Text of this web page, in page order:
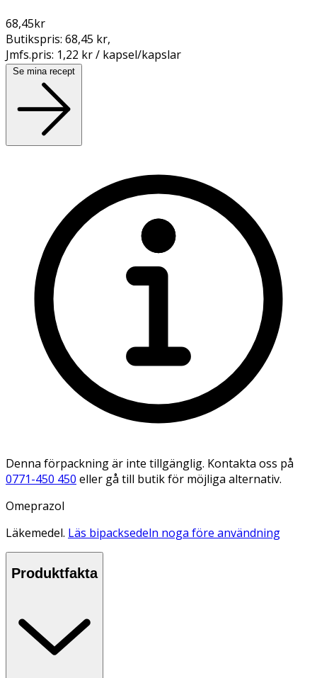
68,45kr
Butikspris: 68,45 kr,
Jmfs.pris: 1,22 kr / kapsel/kapslar
Se mina recept
Denna förpackning är inte tillgänglig. Kontakta oss på
0771-450 450 eller gå till butik för möjliga alternativ.
Omeprazol
Läkemedel. Läs bipacksedeln noga före användning
Produktfakta